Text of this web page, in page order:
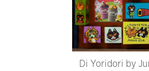
Di Yoridori by